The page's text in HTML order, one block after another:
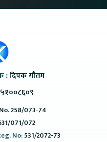
:दिपक गौतम
258/073-74
071/072
No:531/2072-73